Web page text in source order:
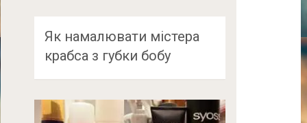
Як намалювати містера
крабса з губки бобу